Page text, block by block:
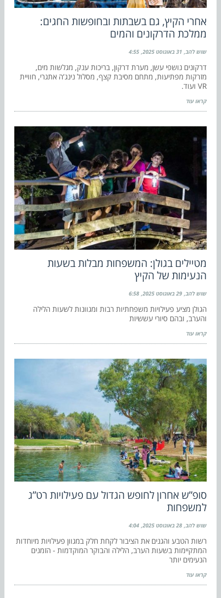
אחרי הקיץ, גם בשבתות ובחופשות החגים:
ממלכת הדרקונים והמים
שוש להב 31 באוגוסט 2025 4:55
דרקונים נושפי עשן, מערת דרקון, בריכות ענק, מגלשות מים,
מזרקות מפתיעות, מתחם מסיבת קצף, מסלול נינג’ה אתגרי, חוויית
VR ועוד.
קראו עוד
מטיילים בגולן: המשפחות מבלות בשעות
הנעימות של הקיץ
שוש להב 29 באוגוסט 2025 6:58
הגולן מציע פעילויות משפחתיות רבות ומגוונות לשעות הלילה
והערב, ובהם סיורי עששיות
קראו עוד
סופ”ש אחרון לחופש הגדול עם פעילויות רט”ג
למשפחות
שוש להב 28 באוגוסט 2025 4:04
רשות הטבע והגנים את הציבור לקחת חלק במגוון פעילויות מיוחדות
המתקיימות בשעות הערב, הלילה והבוקר המוקדמות - הזמנים
הנעימים יותר
קראו עוד